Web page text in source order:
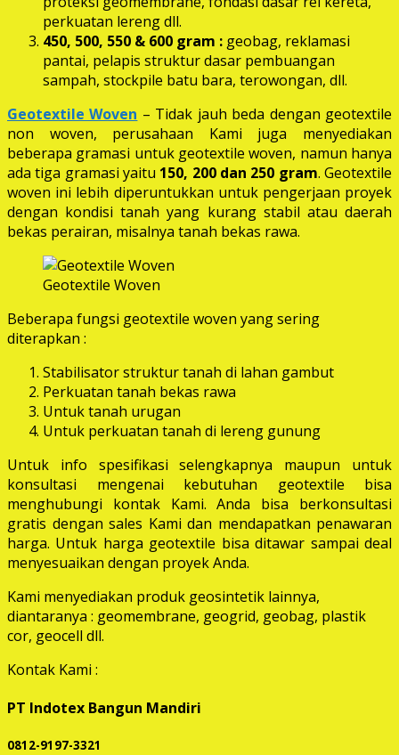
perkuatan lereng dll.
450, 500, 550 & 600 gram : geobag, reklamasi
pantai, pelapis struktur dasar pembuangan
sampah, stockpile batu bara, terowongan, dll.
Geotextile Woven – Tidak jauh beda dengan geotextile
non woven, perusahaan Kami juga menyediakan
beberapa gramasi untuk geotextile woven, namun hanya
ada tiga gramasi yaitu 150, 200 dan 250 gram. Geotextile
woven ini lebih diperuntukkan untuk pengerjaan proyek
dengan kondisi tanah yang kurang stabil atau daerah
bekas perairan, misalnya tanah bekas rawa.
Geotextile Woven
Beberapa fungsi geotextile woven yang sering
diterapkan :
Stabilisator struktur tanah di lahan gambut
Perkuatan tanah bekas rawa
Untuk tanah urugan
Untuk perkuatan tanah di lereng gunung
Untuk info spesifikasi selengkapnya maupun untuk
konsultasi mengenai kebutuhan geotextile bisa
menghubungi kontak Kami. Anda bisa berkonsultasi
gratis dengan sales Kami dan mendapatkan penawaran
harga. Untuk harga geotextile bisa ditawar sampai deal
menyesuaikan dengan proyek Anda.
Kami menyediakan produk geosintetik lainnya,
diantaranya : geomembrane, geogrid, geobag, plastik
cor, geocell dll.
Kontak Kami :
PT Indotex Bangun Mandiri
0812-9197-3321